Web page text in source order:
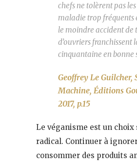
chefs ne tolèrent pas
maladie trop fréquents
le moindre accident de
d’ouvriers franchissent
cinquantaine en bonne
Geoffrey Le Guilcher,
Machine, Éditions
2017, p.15
Le véganisme est un choix
radical. Continuer à
consommer des produits